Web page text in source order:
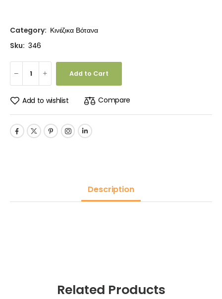
Category: Κινέζικα Βότανα
Sku: 346
Add to Cart
Add to wishlist Compare
Description
Related Products